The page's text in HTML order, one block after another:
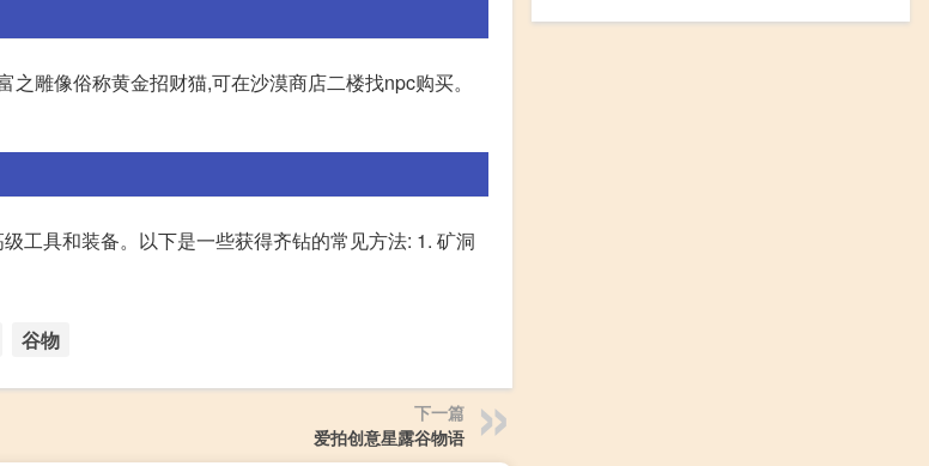
雕像俗称黄金招财猫,可在沙漠商店二楼找npc购买。
工具和装备。以下是一些获得齐钻的常见方法: 1. 矿洞
谷物
下一篇
爱拍创意星露谷物语